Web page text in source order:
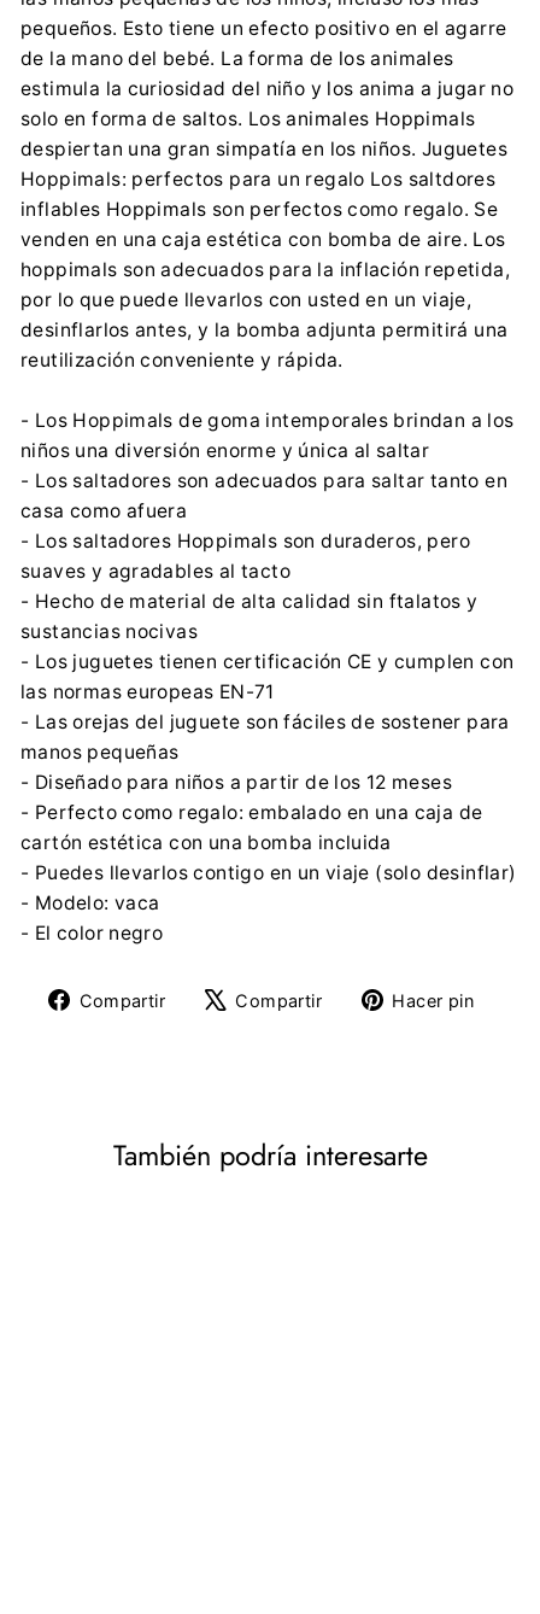
pequeños. Esto tiene un efecto positivo en el agarre
de la mano del bebé. La forma de los animales
estimula la curiosidad del niño y los anima a jugar no
solo en forma de saltos. Los animales Hoppimals
despiertan una gran simpatía en los niños. Juguetes
Hoppimals: perfectos para un regalo Los saltdores
inflables Hoppimals son perfectos como regalo. Se
venden en una caja estética con bomba de aire. Los
hoppimals son adecuados para la inflación repetida,
por lo que puede llevarlos con usted en un viaje,
desinflarlos antes, y la bomba adjunta permitirá una
reutilización conveniente y rápida.
- Los Hoppimals de goma intemporales brindan a los
niños una diversión enorme y única al saltar
- Los saltadores son adecuados para saltar tanto en
casa como afuera
- Los saltadores Hoppimals son duraderos, pero
suaves y agradables al tacto
- Hecho de material de alta calidad sin ftalatos y
sustancias nocivas
- Los juguetes tienen certificación CE y cumplen con
las normas europeas EN-71
- Las orejas del juguete son fáciles de sostener para
manos pequeñas
- Diseñado para niños a partir de los 12 meses
- Perfecto como regalo: embalado en una caja de
cartón estética con una bomba incluida
- Puedes llevarlos contigo en un viaje (solo desinflar)
- Modelo: vaca
- El color negro
Compartir
CompartirCompartir
TuitearHacer pin
También podría interesarte